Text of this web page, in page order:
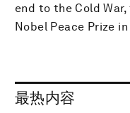
end to the Cold
Nobel Peace Prize in
最热内容